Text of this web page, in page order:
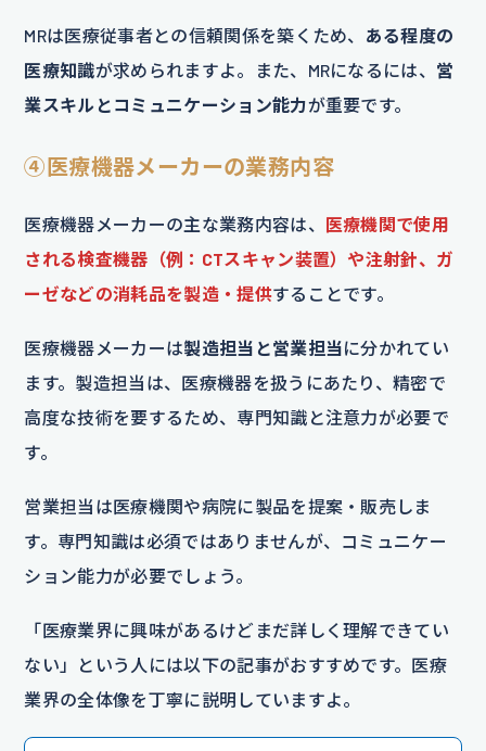
MRは医療従事者との信頼関係を築くため、 ある程度の
医療知識が求められますよ。また、MRになるには、 営
業スキルとコミュニケーション能力が重要です。
④医療機器メーカーの業務内容
医療機器メーカーの主な業務内容は、 医療機関で使用
される検査機器（例：CTスキャン装置）や注射針、ガ
ーゼなどの消耗品を製造・提供することです。
医療機器メーカーは製造担当と営業担当に分かれてい
ます。製造担当は、医療機器を扱うにあたり、精密で
高度な技術を要するため、専門知識と注意力が必要で
す。
営業担当は医療機関や病院に製品を提案・販売しま
す。専門知識は必須ではありませんが、コミュニケー
ション能力が必要でしょう。
「医療業界に興味があるけどまだ詳しく理解できてい
ない」という人には以下の記事がおすすめです。医療
業界の全体像を丁寧に説明していますよ。